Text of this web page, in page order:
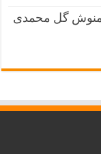
گل محمدی